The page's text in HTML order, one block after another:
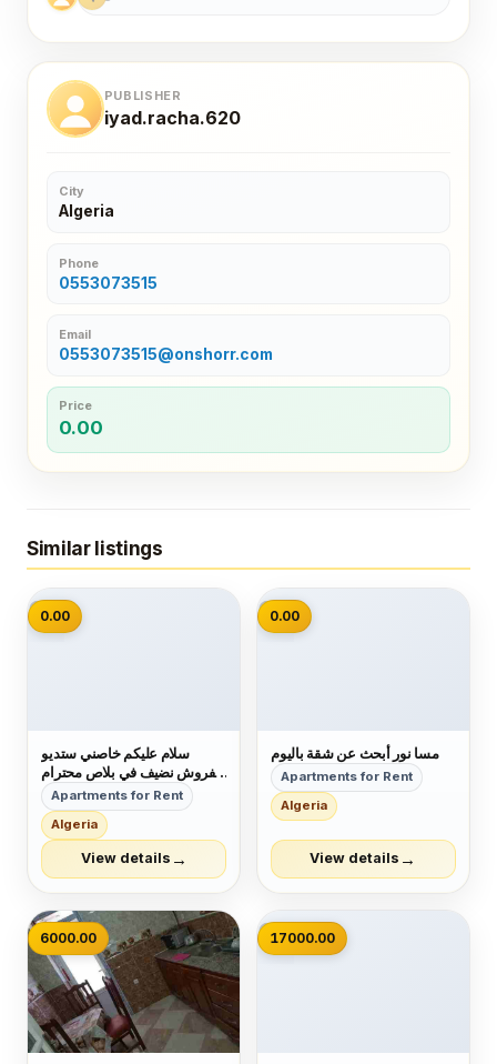
PUBLISHER
iyad.racha.620
City
Algeria
Phone
0553073515
Email
0553073515@onshorr.com
Price
0.00
Similar listings
📷
0.00
سلام عليكم خاصني ستديو
مفروش نضيف في بلاص محترام
و شكرا
Apartments for Rent
Algeria
View details →
📷
0.00
مسا نور أبحث عن شقة باليوم
Apartments for Rent
Algeria
View details →
6000.00 📷
17000.00